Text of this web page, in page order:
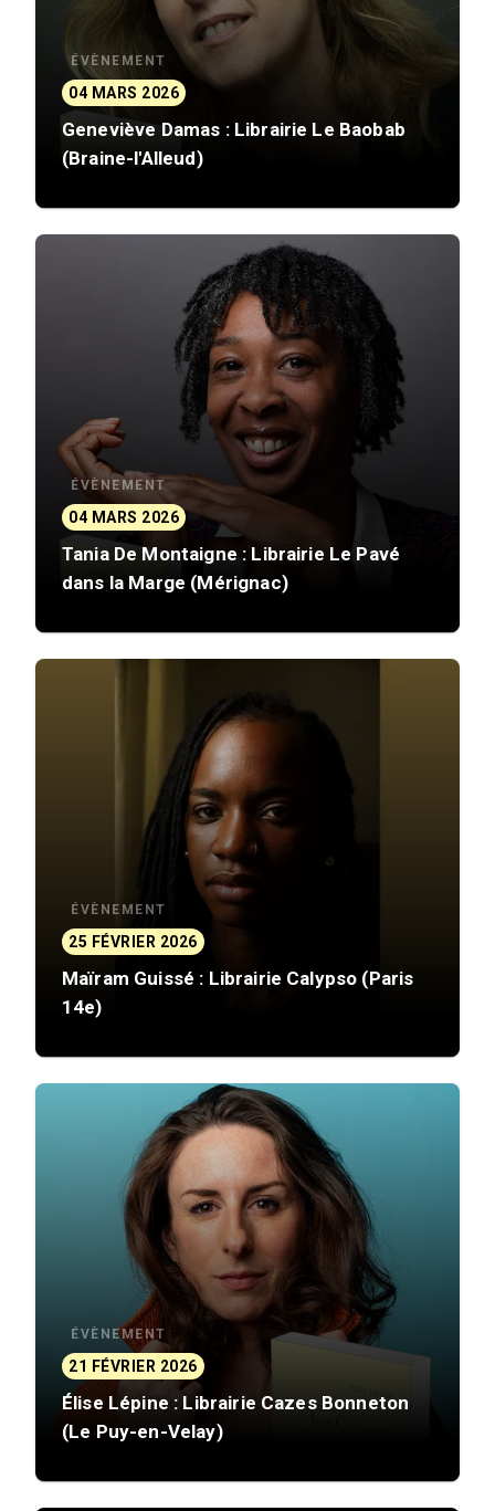
ÉVÈNEMENT
04 MARS 2026
Geneviève Damas : Librairie Le Baobab
(Braine-l'Alleud)
ÉVÈNEMENT
04 MARS 2026
Tania De Montaigne : Librairie Le Pavé
dans la Marge (Mérignac)
ÉVÈNEMENT
25 FÉVRIER 2026
Maïram Guissé : Librairie Calypso (Paris
14e)
ÉVÈNEMENT
21 FÉVRIER 2026
Élise Lépine : Librairie Cazes Bonneton
(Le Puy-en-Velay)